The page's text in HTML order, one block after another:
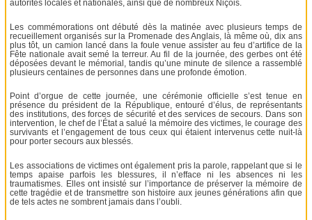
autorités locales et nationales, ainsi que de nombreux Niçois.
Les commémorations ont débuté dès la matinée avec plusieurs temps de
recueillement organisés sur la Promenade des Anglais, là même où, dix ans
plus tôt, un camion lancé dans la foule venue assister au feu d’artifice de la
Fête nationale avait semé la terreur. Au fil de la journée, des gerbes ont été
déposées devant le mémorial, tandis qu’une minute de silence a rassemblé
plusieurs centaines de personnes dans une profonde émotion.
Point d’orgue de cette journée, une cérémonie officielle s’est tenue en
présence du président de la République, entouré d’élus, de représentants
des institutions, des forces de sécurité et des services de secours. Dans son
intervention, le chef de l’État a salué la mémoire des victimes, le courage des
survivants et l’engagement de tous ceux qui étaient intervenus cette nuit-là
pour porter secours aux blessés.
Les associations de victimes ont également pris la parole, rappelant que si le
temps apaise parfois les blessures, il n’efface ni les absences ni les
traumatismes. Elles ont insisté sur l’importance de préserver la mémoire de
cette tragédie et de transmettre son histoire aux jeunes générations afin que
de tels actes ne sombrent jamais dans l’oubli.